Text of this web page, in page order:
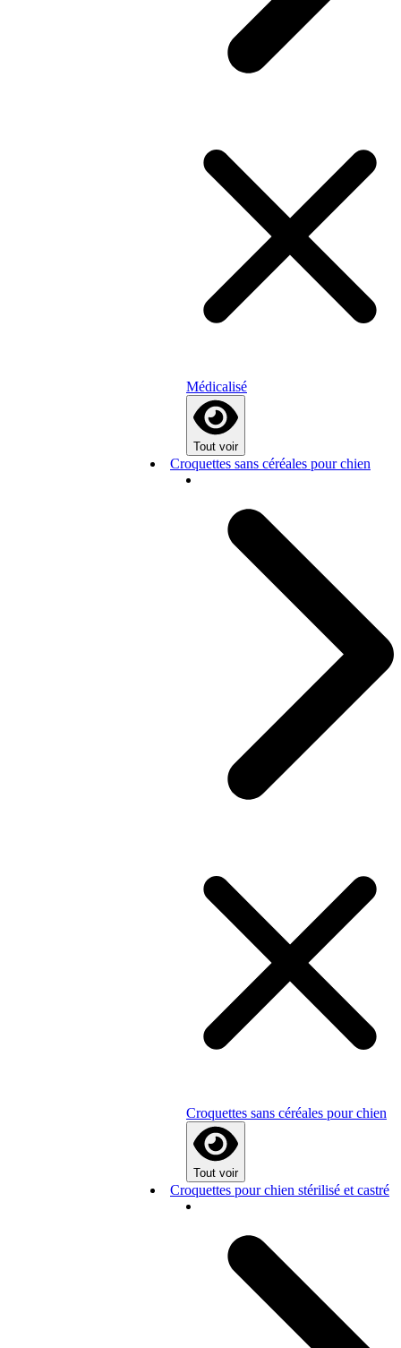
Médicalisé
Tout voir
Croquettes sans céréales pour chien
Croquettes sans céréales pour chien
Tout voir
Croquettes pour chien stérilisé et castré